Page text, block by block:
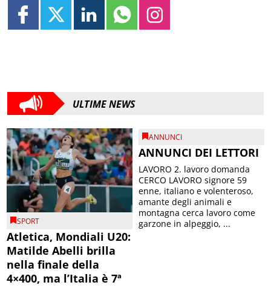
ULTIME NEWS
SPORT
Atletica, Mondiali U20:
Matilde Abelli brilla
nella finale della
4×400, ma l’Italia è 7ª
ANNUNCI
ANNUNCI DEI LETTORI
LAVORO 2. lavoro domanda
CERCO LAVORO signore 59
enne, italiano e volenteroso,
amante degli animali e
montagna cerca lavoro come
garzone in alpeggio, ...